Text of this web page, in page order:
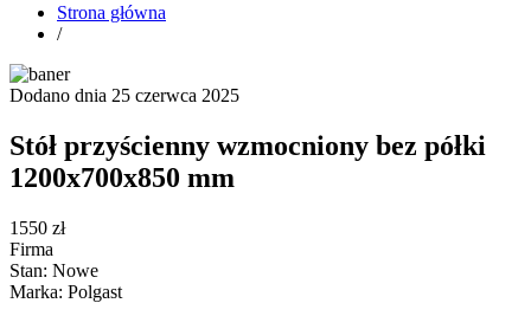
Strona główna
/
Dodano dnia 25 czerwca 2025
Stół przyścienny wzmocniony bez półki
1200x700x850 mm
1550 zł
Firma
Stan: Nowe
Marka: Polgast